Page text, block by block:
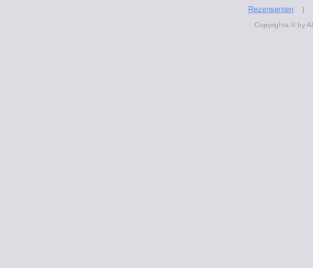
Rezensenten
|
Copyrights © by